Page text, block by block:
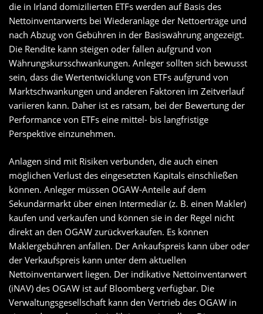
die in Irland domizilierten ETFs werden auf Basis des
Nettoinventarwerts bei Wiederanlage der Nettoerträge und
nach Abzug von Gebühren in der Basiswährung angezeigt.
Die Rendite kann steigen oder fallen aufgrund von
Währungskursschwankungen. Anleger sollten sich bewusst
sein, dass die Wertentwicklung von ETFs aufgrund von
Marktschwankungen und anderen Faktoren im Zeitverlauf
variieren kann. Daher ist es ratsam, bei der Bewertung der
Performance von ETFs eine mittel- bis langfristige
Perspektive einzunehmen.
Anlagen sind mit Risiken verbunden, die auch einen
möglichen Verlust des eingesetzten Kapitals einschließen
können. Anleger müssen OGAW-Anteile auf dem
Sekundärmarkt über einen Intermediär (z. B. einen Makler)
kaufen und verkaufen und können sie in der Regel nicht
direkt an den OGAW zurückverkaufen. Es können
Maklergebühren anfallen. Der Ankaufspreis kann über oder
der Verkaufspreis kann unter dem aktuellen
Nettoinventarwert liegen. Der indikative Nettoinventarwert
(iNAV) des OGAW ist auf Bloomberg verfügbar. Die
Verwaltungsgesellschaft kann den Vertrieb des OGAW in